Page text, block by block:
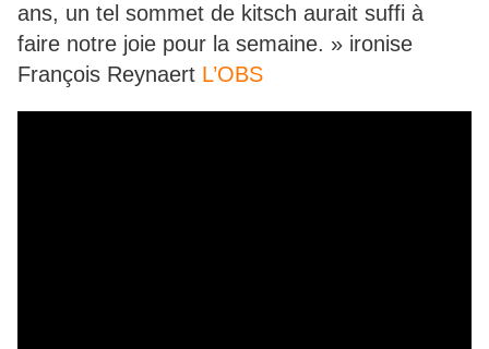
ans, un tel sommet de kitsch aurait suffi à
faire notre joie pour la semaine. » ironise
François Reynaert L’OBS